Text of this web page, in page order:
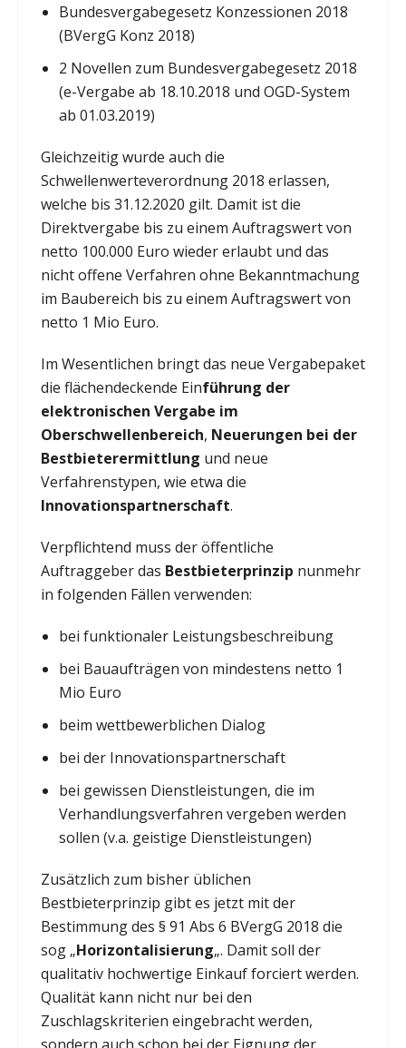
Bundesvergabegesetz Konzessionen 2018
(BVergG Konz 2018)
2 Novellen zum Bundesvergabegesetz 2018
(e-Vergabe ab 18.10.2018 und OGD-System
ab 01.03.2019)
Gleichzeitig wurde auch die
Schwellenwerteverordnung 2018 erlassen,
welche bis 31.12.2020 gilt. Damit ist die
Direktvergabe bis zu einem Auftragswert von
netto 100.000 Euro wieder erlaubt und das
nicht offene Verfahren ohne Bekanntmachung
im Baubereich bis zu einem Auftragswert von
netto 1 Mio Euro.
Im Wesentlichen bringt das neue Vergabepaket
die flächendeckende Einführung der
elektronischen Vergabe im
Oberschwellenbereich, Neuerungen bei der
Bestbieterermittlung und neue
Verfahrenstypen, wie etwa die
Innovationspartnerschaft.
Verpflichtend muss der öffentliche
Auftraggeber das Bestbieterprinzip nunmehr
in folgenden Fällen verwenden:
bei funktionaler Leistungsbeschreibung
bei Bauaufträgen von mindestens netto 1
Mio Euro
beim wettbewerblichen Dialog
bei der Innovationspartnerschaft
bei gewissen Dienstleistungen, die im
Verhandlungsverfahren vergeben werden
sollen (v.a. geistige Dienstleistungen)
Zusätzlich zum bisher üblichen
Bestbieterprinzip gibt es jetzt mit der
Bestimmung des § 91 Abs 6 BVergG 2018 die
sog „Horizontalisierung„. Damit soll der
qualitativ hochwertige Einkauf forciert werden.
Qualität kann nicht nur bei den
Zuschlagskriterien eingebracht werden,